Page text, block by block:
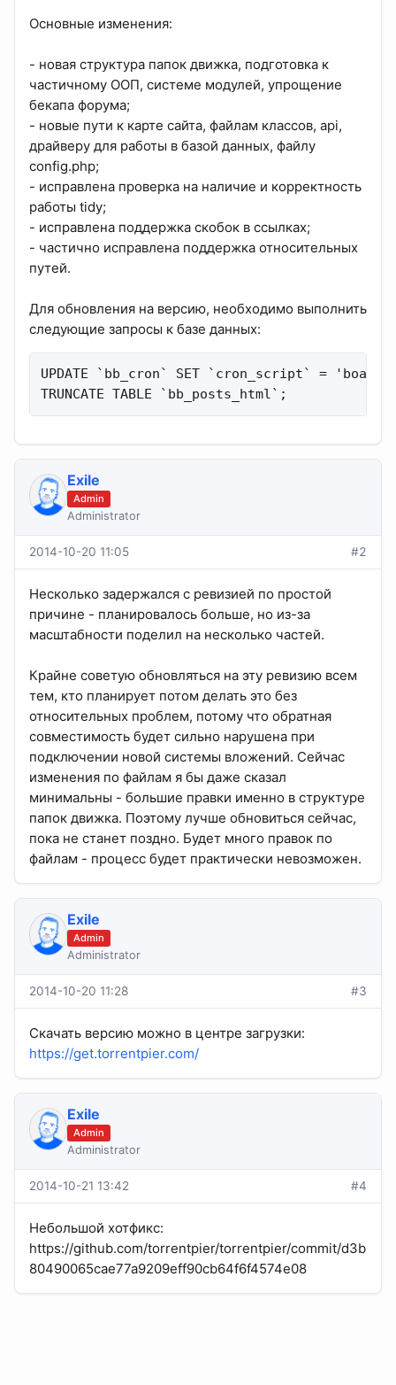
Основные изменения:
- новая структура папок движка, подготовка к
частичному ООП, системе модулей, упрощение
бекапа форума;
- новые пути к карте сайта, файлам классов, api,
драйверу для работы в базой данных, файлу
config.php;
- исправлена проверка на наличие и корректность
работы tidy;
- исправлена поддержка скобок в ссылках;
- частично исправлена поддержка относительных
путей.
Для обновления на версию, необходимо выполнить
следующие запросы к базе данных:
UPDATE `bb_cron` SET `cron_script` =
TRUNCATE TABLE `bb_posts_html`;
Exile
Admin
Administrator
2014-10-20 11:05 #2
Несколько задержался с ревизией по простой
причине - планировалось больше, но из-за
масштабности поделил на несколько частей.
Крайне советую обновляться на эту ревизию всем
тем, кто планирует потом делать это без
относительных проблем, потому что обратная
совместимость будет сильно нарушена при
подключении новой системы вложений. Сейчас
изменения по файлам я бы даже сказал
минимальны - большие правки именно в структуре
папок движка. Поэтому лучше обновиться сейчас,
пока не станет поздно. Будет много правок по
файлам - процесс будет практически невозможен.
Exile
Admin
Administrator
2014-10-20 11:28 #3
Скачать версию можно в центре загрузки:
https://get.torrentpier.com/
Exile
Admin
Administrator
2014-10-21 13:42 #4
Небольшой хотфикс:
https://github.com/torrentpier/torrentpier/commit/d3b
80490065cae77a9209eff90cb64f6f4574e08